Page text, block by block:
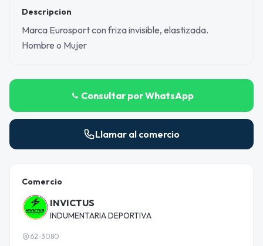
Descripcion
Marca Eurosport con friza invisible, elastizada.
Hombre o Mujer
Consultar por WhatsApp
Llamar al comercio
Comercio
INVICTUS
INDUMENTARIA DEPORTIVA
62-3080